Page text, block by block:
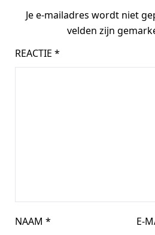
Je e-mailadres wordt niet
velden zijn
REACTIE *
NAAM * E-